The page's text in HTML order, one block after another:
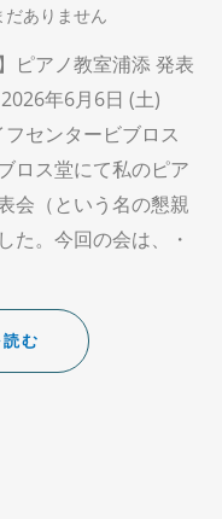
だありません
ピアノ教室浦添 発表
年6月6日 (土)
センタービブロス
ロス堂にて私のピア
会（という名の懇親
た。今回の会は、・
む